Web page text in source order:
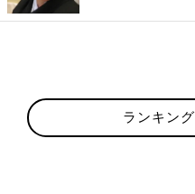
ンドはお鍋やフライパンのサ
置を自由に調整できるのだと
ランキン